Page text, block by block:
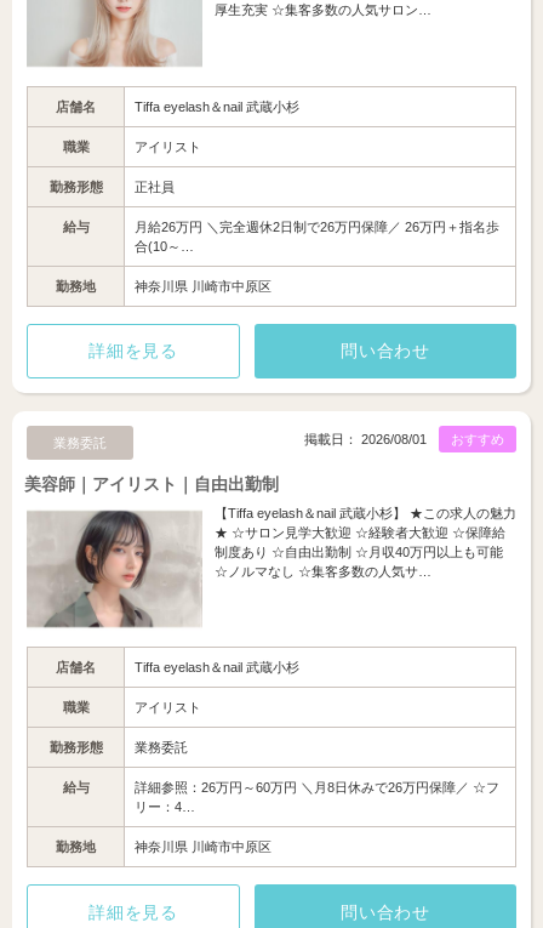
厚生充実 ☆集客多数の人気サロン…
店舗名 Tiffa eyelash＆nail 武蔵小杉
職業 アイリスト
勤務形態 正社員
給与
月給26万円 ＼完全週休2日制で26万円保障／ 26万円＋指名歩
合(10～…
勤務地 神奈川県 川崎市中原区
詳細を見る 問い合わせ
業務委託 おすすめ
掲載日： 2026/08/01
美容師｜アイリスト｜自由出勤制
【Tiffa eyelash＆nail 武蔵小杉】 ★この求人の魅力
★ ☆サロン見学大歓迎 ☆経験者大歓迎 ☆保障給
制度あり ☆自由出勤制 ☆月収40万円以上も可能
☆ノルマなし ☆集客多数の人気サ…
店舗名 Tiffa eyelash＆nail 武蔵小杉
職業 アイリスト
勤務形態 業務委託
給与
詳細参照：26万円～60万円 ＼月8日休みで26万円保障／ ☆フ
リー：4…
勤務地 神奈川県 川崎市中原区
詳細を見る 問い合わせ